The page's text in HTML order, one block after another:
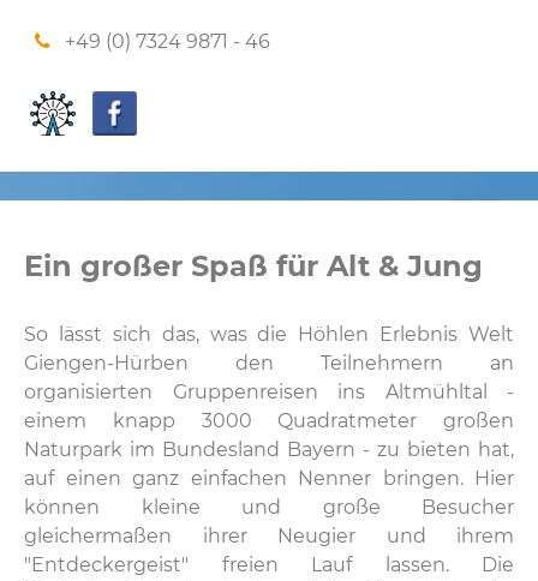
+49 (0) 7324 9871 - 46
Ein großer Spaß für Alt & Jung
So lässt sich das, was die Höhlen Erlebnis Welt
Giengen-Hürben den Teilnehmern an
organisierten Gruppenreisen ins Altmühltal -
einem knapp 3000 Quadratmeter großen
Naturpark im Bundesland Bayern - zu bieten hat,
auf einen ganz einfachen Nenner bringen. Hier
können kleine und große Besucher
gleichermaßen ihrer Neugier und ihrem
"Entdeckergeist" freien Lauf lassen. Die